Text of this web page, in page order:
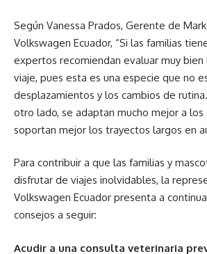
Según Vanessa Prados, Gerente de
Volkswagen Ecuador, “Si las familias
expertos recomiendan evaluar muy bien
viaje, pues esta es una especie que no
desplazamientos y los cambios de
otro lado, se adaptan mucho mejor a los
soportan mejor los trayectos largos en
Para contribuir a que las familias y
disfrutar de viajes inolvidables, la
Volkswagen Ecuador presenta a
consejos a seguir:
Acudir a una consulta veterinaria